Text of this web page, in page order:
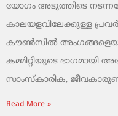
യോഗം അടുത്തിടെ
കാലയളവിലേക്കുള്ള
കൗൺസിൽ
കമ്മിറ്റിയുടെ
സാംസ്‌കാരിക,
Read More »